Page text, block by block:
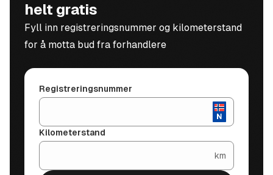
helt gratis
Fyll inn registreringsnummer og kilometerstand
for å motta bud fra forhandlere
Registreringsnummer
Kilometerstand
km